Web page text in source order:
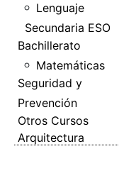
Lenguaje
Secundaria ESO
Bachillerato
Matemáticas
Seguridad y
Prevención
Otros Cursos
Arquitectura